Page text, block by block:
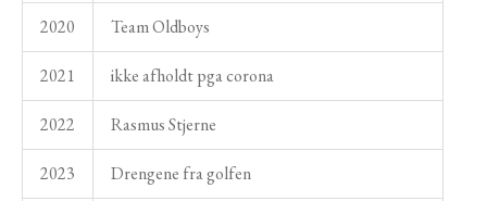
2020 Team Oldboys
2021 ikke afholdt pga corona
2022 Rasmus Stjerne
2023 Drengene fra golfen